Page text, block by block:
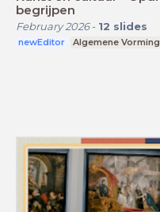
begrijpen
February 2026- 12 slides
newEditor Algemene Vorming